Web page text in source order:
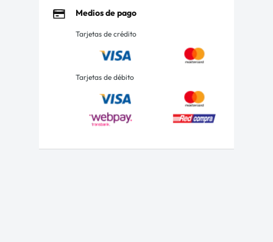
Medios de pago
Tarjetas de crédito
Tarjetas de débito